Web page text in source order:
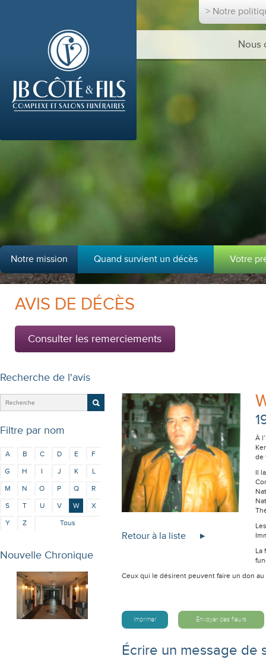
> Notre
Nous
Notre mission Quand survient un décès Votre
AVIS DE DÉCÈS
Consulter les remerciements
Recherche de l'avis
Filtre par nom
A B C D E
F
G
H I J K
L
M
N O P Q
R
S
T U V W
X
Y
Z Tous
Retour à la liste
À
de
Il
La
Ceux qui le désirent peuvent faire un don
Imprimer Envoyer des fleurs
Écrire un message de
Nouvelle Chronique